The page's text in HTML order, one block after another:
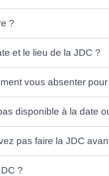
?
et le lieu de la JDC ?
vous absenter
disponible à la date
pas faire la JDC
?